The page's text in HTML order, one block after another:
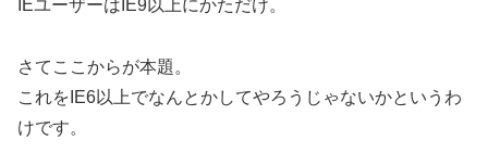
IEユーザーはIE9以上にかただけ。
さてここからが本題。
これをIE6以上でなんとかしてやろうじゃないかというわ
けです。